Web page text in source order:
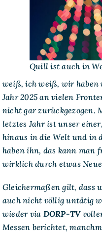
Quill ist auch in
weiß, ich weiß, wir haben
Jahr 2025 an vielen
nicht gar zurückgezogen.
letztes Jahr ist unser
hinaus in die Welt und in
haben ihn, das kann man
wirklich durch etwas
Gleichermaßen gilt, dass
auch nicht völlig untätig
wieder via DORP-TV
Messen berichtet,